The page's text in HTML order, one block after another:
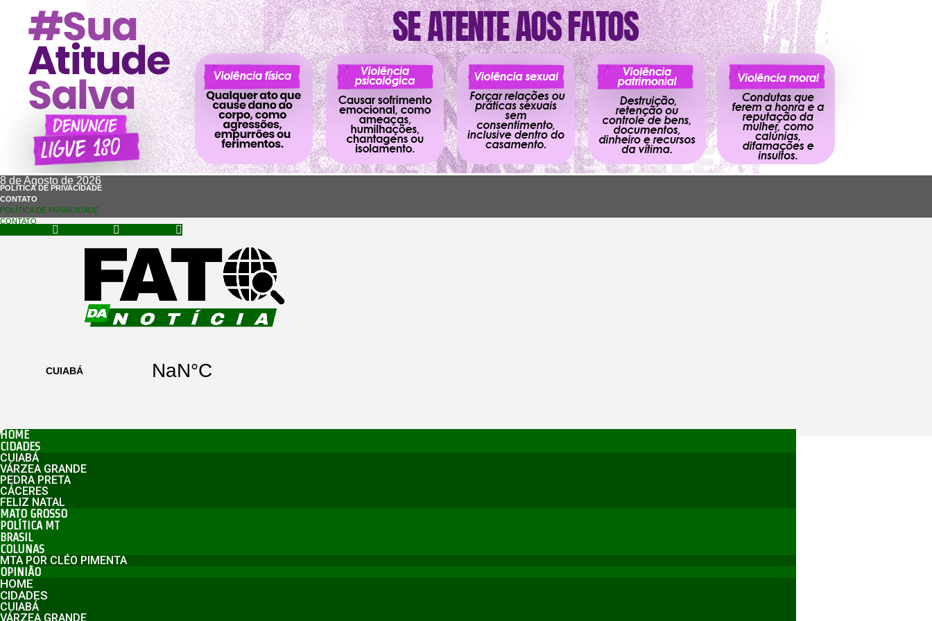
8 de Agosto de 2026
POLÍTICA DE PRIVACIDADE
CONTATO
POLÍTICA DE PRIVACIDADE
CONTATO
HOME
CIDADES
CUIABÁ
VÁRZEA GRANDE
PEDRA PRETA
CÁCERES
FELIZ NATAL
MATO GROSSO
POLÍTICA MT
BRASIL
COLUNAS
MTA POR CLÉO PIMENTA
OPINIÃO
HOME
CIDADES
CUIABÁ
VÁRZEA GRANDE